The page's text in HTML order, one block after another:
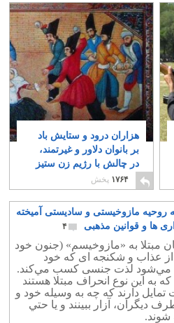
هزاران درود و ستایش باد
بر بانوان دلاور و غیرتمند،
در چالش با رژیم زن ستیز
۶
۱۷۶۴ پخش
روحیه مازوخیستی و سادیستی آمیخته
ها و قوانین مذهبی
۴
مبتلا به «مازوخيسم» (جنون خود
از عذاب و شكنجه‌‌ ای كه خود
مي‌شود لذت جنسی كسب مي‌كند.
كه به اين نوع انحراف مبتلا هستند
دارند كه چه به وسيله‌ خود و
ديگران، آزار ببينند و يا حتي